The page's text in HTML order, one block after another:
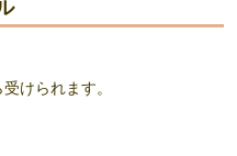
けられます。